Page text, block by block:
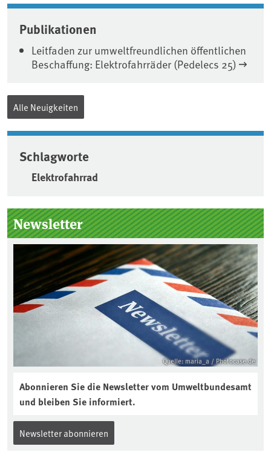
Associated content
Publikationen
Leitfaden zur umweltfreundlichen öffentlichen
Beschaffung: Elektrofahrräder (Pedelecs 25)
Alle Neuigkeiten
Schlagworte
Elektrofahrrad
Seitenleiste
Newsletter
Quelle: maria_a / Photocase.de
Abonnieren Sie die Newsletter vom Umweltbundesamt
und bleiben Sie informiert.
Newsletter abonnieren